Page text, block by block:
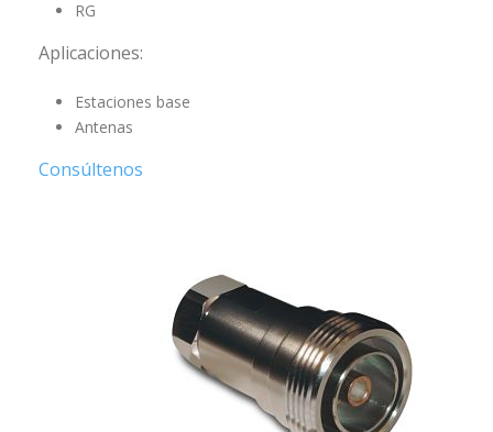
RG
Aplicaciones:
Estaciones base
Antenas
Consúltenos